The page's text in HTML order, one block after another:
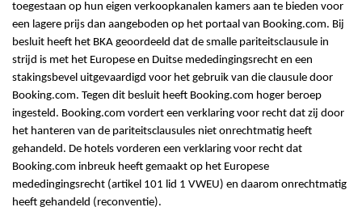
toegestaan op hun eigen verkoopkanalen kamers aan te bieden voor
een lagere prijs dan aangeboden op het portaal van Booking.com. Bij
besluit heeft het BKA geoordeeld dat de smalle pariteitsclausule in
strijd is met het Europese en Duitse mededingingsrecht en een
stakingsbevel uitgevaardigd voor het gebruik van die clausule door
Booking.com. Tegen dit besluit heeft Booking.com hoger beroep
ingesteld. Booking.com vordert een verklaring voor recht dat zij door
het hanteren van de pariteitsclausules niet onrechtmatig heeft
gehandeld. De hotels vorderen een verklaring voor recht dat
Booking.com inbreuk heeft gemaakt op het Europese
mededingingsrecht (artikel 101 lid 1 VWEU) en daarom onrechtmatig
heeft gehandeld (reconventie).